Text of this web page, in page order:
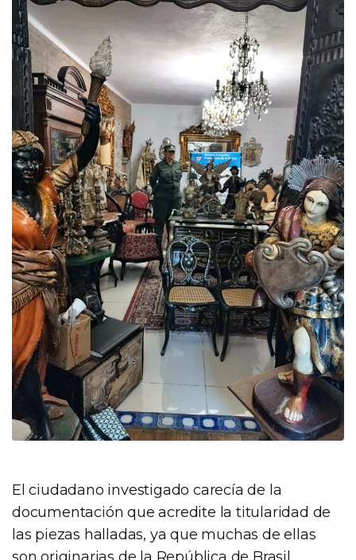
El ciudadano investigado carecía de la
documentación que acredite la titularidad de
las piezas halladas, ya que muchas de ellas